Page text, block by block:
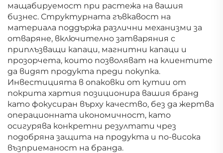
мащабируемост при растежа на вашия
бизнес. Структурната гъвкавост на
материала поддържа различни механизми за
отваряне, включително затваряния с
приплъзващи капаци, магнитни капаци и
прозорчета, които позволяват на клиентите
да видят продукта преди покупка.
Инвестицията в опаковки от кутии от
покрита хартия позиционира вашия бранд
като фокусиран върху качество, без да жертва
операционната икономичност, като
осигурява конкретни резултати чрез
подобряна защита на продукта и по-висока
възприеманост на бранда.